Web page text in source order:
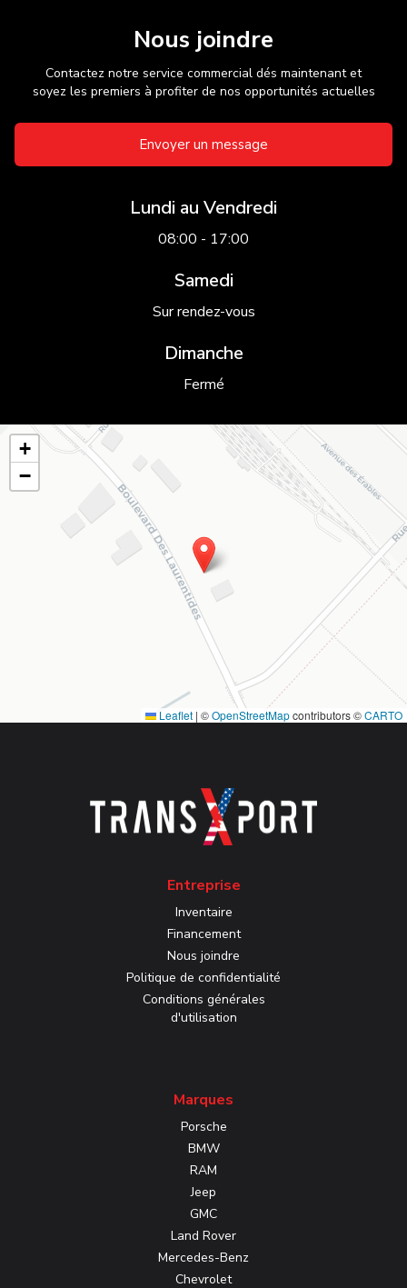
Nous joindre
Contactez notre service commercial dés maintenant et
soyez les premiers à profiter de nos opportunités actuelles
Envoyer un message
Lundi au Vendredi
08:00 - 17:00
Samedi
Sur rendez-vous
Dimanche
Fermé
+
−
Leaflet | ©OpenStreetMapcontributors ©CARTO
Entreprise
Inventaire
Financement
Nous joindre
Politique de confidentialité
Conditions générales
d'utilisation
Marques
Porsche
BMW
RAM
Jeep
GMC
Land Rover
Mercedes-Benz
Chevrolet